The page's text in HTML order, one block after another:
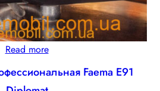
Read more
Faema E91